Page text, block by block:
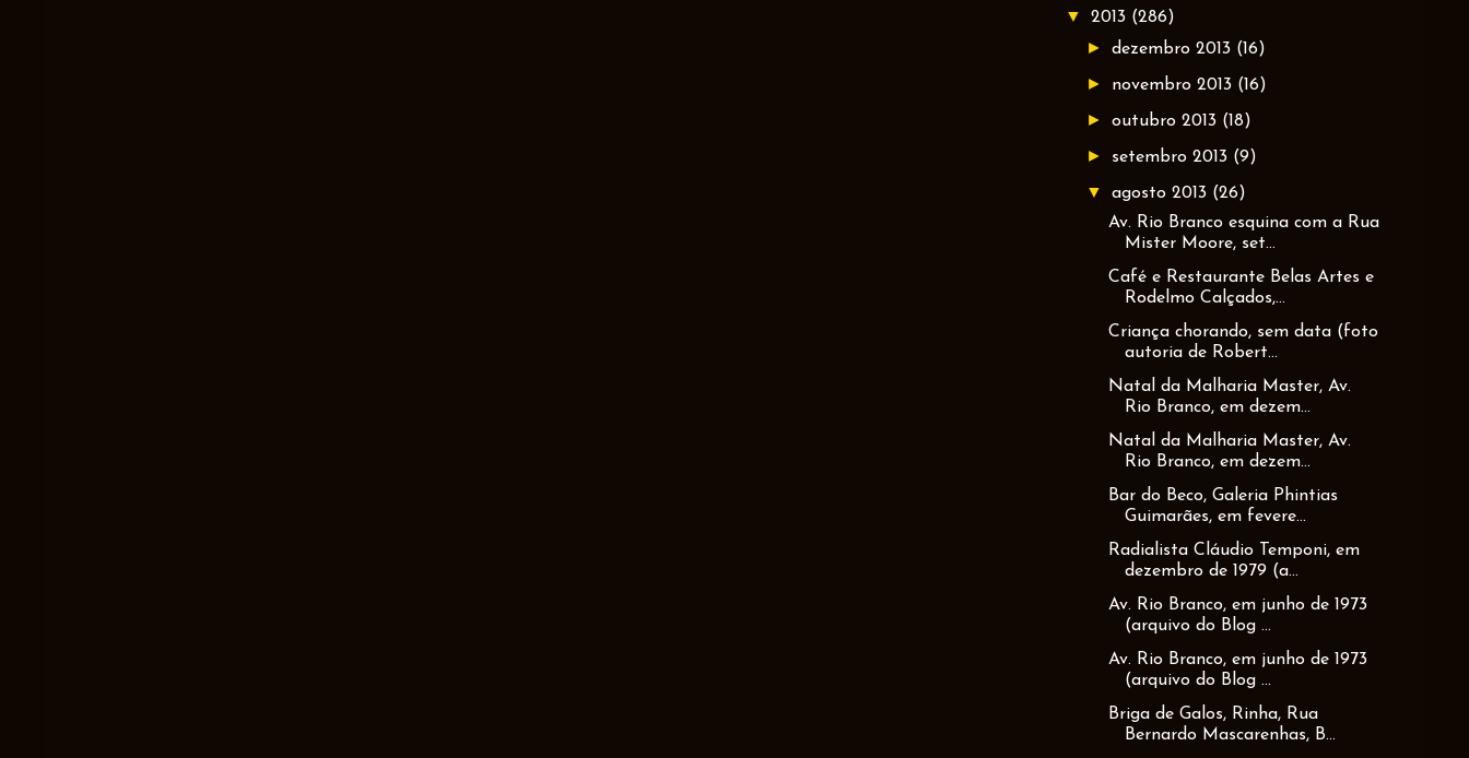
▼ 2013 (286)
►dezembro 2013 (16)
► novembro 2013 (16)
►outubro 2013 (18)
► setembro 2013 (9)
▼agosto 2013 (26)
Av. Rio Branco esquina com a Rua
Mister Moore, set...
Café e Restaurante Belas Artes e
Rodelmo Calçados,...
Criança chorando, sem data (foto
autoria de Robert...
Natal da Malharia Master, Av.
Rio Branco, em dezem...
Natal da Malharia Master, Av.
Rio Branco, em dezem...
Bar do Beco, Galeria Phintias
Guimarães, em fevere...
Radialista Cláudio Temponi, em
dezembro de 1979 (a...
Av. Rio Branco, em junho de 1973
(arquivo do Blog ...
Av. Rio Branco, em junho de 1973
(arquivo do Blog ...
Briga de Galos, Rinha, Rua
Bernardo Mascarenhas, B...